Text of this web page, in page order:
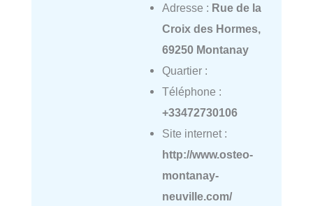
Adresse : Rue de la
Croix des Hormes,
69250 Montanay
Quartier :
Téléphone :
+33472730106
Site internet :
http://www.osteo-
montanay-
neuville.com/